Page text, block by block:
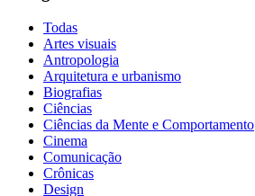
Todas
Artes visuais
Antropologia
Arquitetura e urbanismo
Biografias
Ciências
Ciências da Mente e Comportamento
Cinema
Comunicação
Crônicas
Design